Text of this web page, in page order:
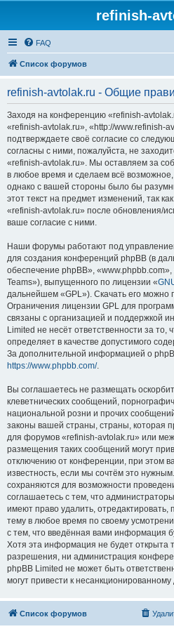
refinish-
FAQ
Список форумов
refinish-avtolak.ru - Общие
Заходя на конференцию «refinish-
«refinish-avtolak.ru», «http://www.refinish-
подтверждаете своё согласие со
согласны с ними, пожалуйста, не
«refinish-avtolak.ru». Мы оставляем за
в любое время и сделаем всё
однако с вашей стороны было бы
этот текст на предмет изменений, так
«refinish-avtolak.ru» после обновления/
ваше согласие с ними.
Наши форумы работают под
для создания конференций phpBB (в
обеспечение phpBB»,
Teams»), выпущенного по лицензии «
дальнейшем «GPL»). Скачать его можно
Ограничения лицензии GPL для
связаны с организацией и поддержкой
Limited не несёт ответственности за
определяет в качестве допустимого
За дополнительной информацией о
https://www.phpbb.com/.
Вы соглашаетесь не размещать
клеветнических сообщений,
национальной розни и прочих
законы вашей страны, страны, которая
для форумов «refinish-avtolak.ru» или
размещения таких сообщений могут
отключению от конференции, при этом
известность, если мы сочтём это
сохраняются для возможности
соглашаетесь с тем, что
имеют право удалить,
тему в любое время по своему
с тем, что введённая вами информация
Хотя эта информация не будет открыта
разрешения, ни администрация
phpBB Limited не может быть
могут привести к несанкционированному
Список форумов